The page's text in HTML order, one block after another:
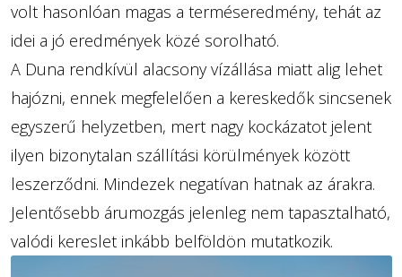
volt hasonlóan magas a terméseredmény, tehát az
idei a jó eredmények közé sorolható.
A Duna rendkívül alacsony vízállása miatt alig lehet
hajózni, ennek megfelelően a kereskedők sincsenek
egyszerű helyzetben, mert nagy kockázatot jelent
ilyen bizonytalan szállítási körülmények között
leszerződni. Mindezek negatívan hatnak az árakra.
Jelentősebb árumozgás jelenleg nem tapasztalható,
valódi kereslet inkább belföldön mutatkozik.